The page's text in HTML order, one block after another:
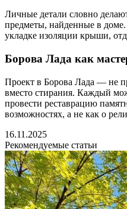
Личные детали словно
предметы, найденные в доме.
укладке изоляции крыши,
Борова Лада как
Проект в Борова Лада — не
вместо стирания. Каждый
провести реставрацию
возможностях, а не как о
16.11.2025
Рекомендуемые статьи